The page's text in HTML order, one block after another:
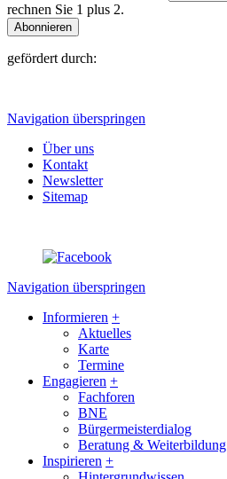
rechnen Sie 1 plus 2.
Abonnieren
gefördert durch:
Navigation überspringen
Über uns
Kontakt
Newsletter
Sitemap
Navigation überspringen
Informieren +
Aktuelles
Karte
Termine
Engagieren +
Fachforen
BNE
Bürgermeisterdialog
Beratung & Weiterbildung
Inspirieren +